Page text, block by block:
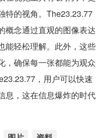
特的视角。The23.23.77
概念通过直观的图像表达
能轻松理解。此外，这些
，确保每一张都能为观众
，用户可以快速
息，这在信息爆炸的时代